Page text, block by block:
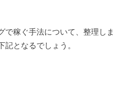
で稼ぐ手法について、整理しま
記となるでしょう。